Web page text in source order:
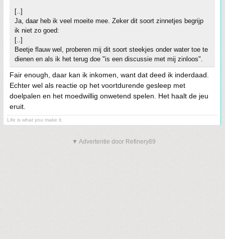
[..]
Ja, daar heb ik veel moeite mee. Zeker dit soort zinnetjes begrijp
ik niet zo goed:
[..]
Beetje flauw wel, proberen mij dit soort steekjes onder water toe te
dienen en als ik het terug doe "is een discussie met mij zinloos".
Fair enough, daar kan ik inkomen, want dat deed ik inderdaad.
Echter wel als reactie op het voortdurende gesleep met
doelpalen en het moedwillig onwetend spelen. Het haalt de jeu
eruit.
Life is what you make it.
▼ Advertentie door Refinery89